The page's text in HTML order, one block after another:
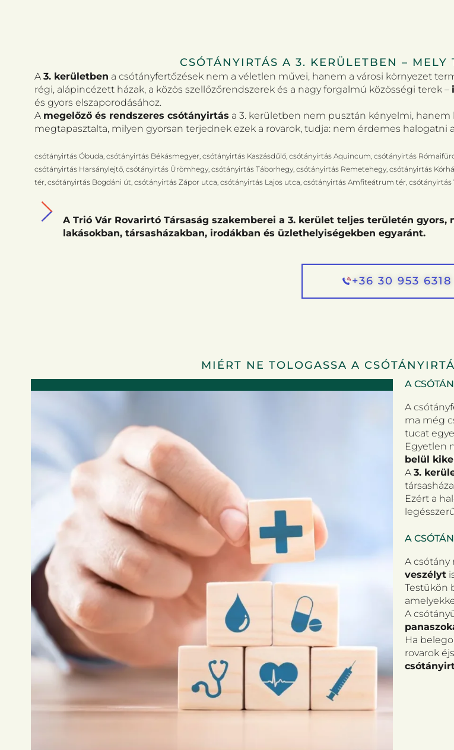
CSÓTÁNYIRTÁS A 3. KERÜLETBEN – MELY
A 3. kerületben a csótányfertőzések nem a véletlen művei, hanem a városi környezet
régi, alápincézett házak, a közös szellőzőrendszerek és a nagy forgalmú közösségi terek –
és gyors elszaporodásához.
A megelőző és rendszeres csótányirtás a 3. kerületben nem pusztán kényelmi,
megtapasztalta, milyen gyorsan terjednek ezek a rovarok, tudja: nem érdemes halogatni
csótányirtás Óbuda, csótányirtás Békásmegyer, csótányirtás Kaszásdűlő, csótányirtás Aquincum, csótányirtás
csótányirtás Harsánylejtő, csótányirtás Ürömhegy, csótányirtás Táborhegy, csótányirtás Remetehegy, csótányirtás
tér, csótányirtás Bogdáni út, csótányirtás Zápor utca, csótányirtás Lajos utca, csótányirtás Amfiteátrum tér, csótányirtás
A Trió Vár Rovarirtó Társaság szakemberei a 3. kerület teljes területén
lakásokban, társasházakban, irodákban és üzlethelyiségekben egyaránt.
+36 30 953 6318
MIÉRT NE TOLOGASSA A
A
A
ma még
tucat
Egyetlen
belül
A 3.
Ezért a
A
A
veszélyt
Testükön
A
Ha
rovarok